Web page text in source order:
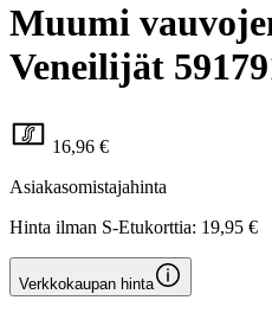
Muumi
Veneilijät
16,96 €
Asiakasomistajahinta
Hinta ilman S-Etukorttia: 19,95 €
Verkkokaupan hinta